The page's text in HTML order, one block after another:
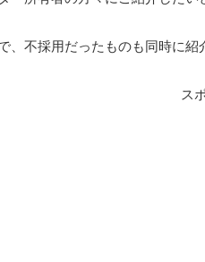
、不採用だったものも同時に紹
ス